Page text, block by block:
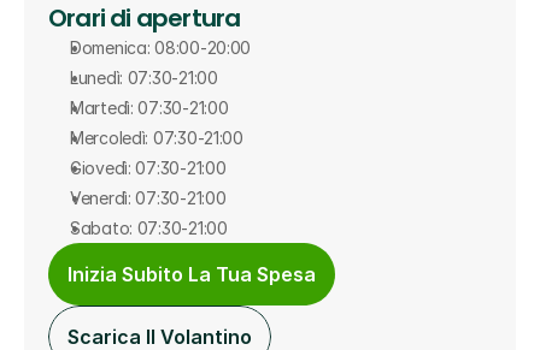
Orari di apertura
Domenica: 08:00-20:00
Lunedì: 07:30-21:00
Martedì: 07:30-21:00
Mercoledì: 07:30-21:00
Giovedì: 07:30-21:00
Venerdì: 07:30-21:00
Sabato: 07:30-21:00
Inizia Subito La Tua Spesa
Scarica Il Volantino